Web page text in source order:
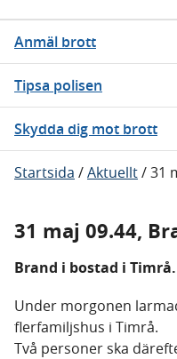
Anmäl brott
Tipsa polisen
Skydda dig mot brott
Startsida /Aktuellt/31
31 maj 09.44,
Brand i bostad i Timrå.
Under morgonen
flerfamiljshus i Timrå.
Två personer ska